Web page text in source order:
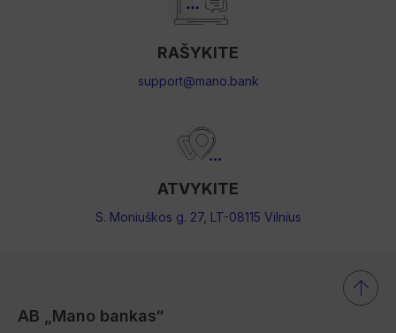
RAŠYKITE
support@mano.bank
ATVYKITE
S. Moniuškos g. 27, LT-08115 Vilnius
AB „Mano bankas“